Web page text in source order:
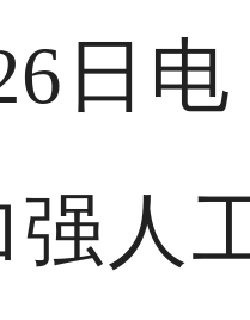
日
强人